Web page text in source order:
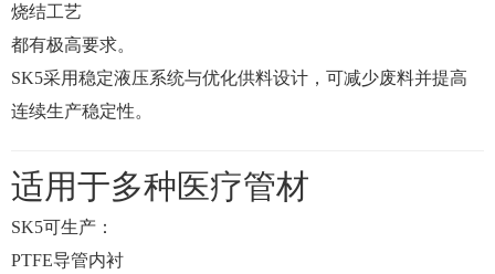
烧结工艺
都有极高要求。
SK5采用稳定液压系统与优化供料设计，可减少废料并提高
连续生产稳定性。
适用于多种医疗管材
SK5可生产：
PTFE导管内衬